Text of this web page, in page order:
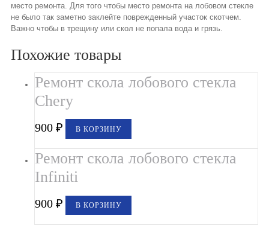
место ремонта. Для того чтобы место ремонта на лобовом стекле
не было так заметно заклейте поврежденный участок скотчем.
Важно чтобы в трещину или скол не попала вода и грязь.
Похожие товары
Ремонт скола лобового стекла
Chery
900₽ В КОРЗИНУ
Ремонт скола лобового стекла
Infiniti
900₽ В КОРЗИНУ